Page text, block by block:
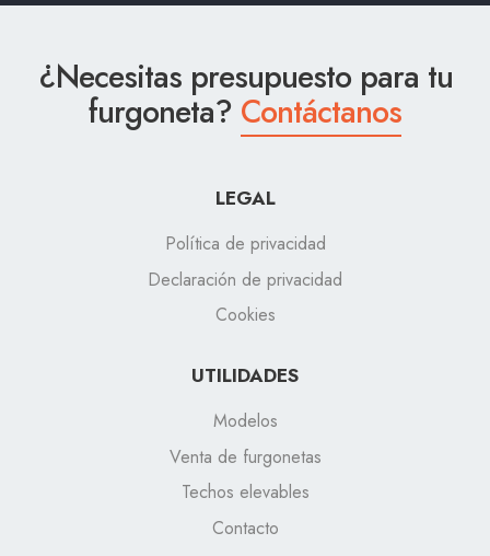
¿Necesitas presupuesto para tu
furgoneta? Contáctanos
LEGAL
Política de privacidad
Declaración de privacidad
Cookies
UTILIDADES
Modelos
Venta de furgonetas
Techos elevables
Contacto